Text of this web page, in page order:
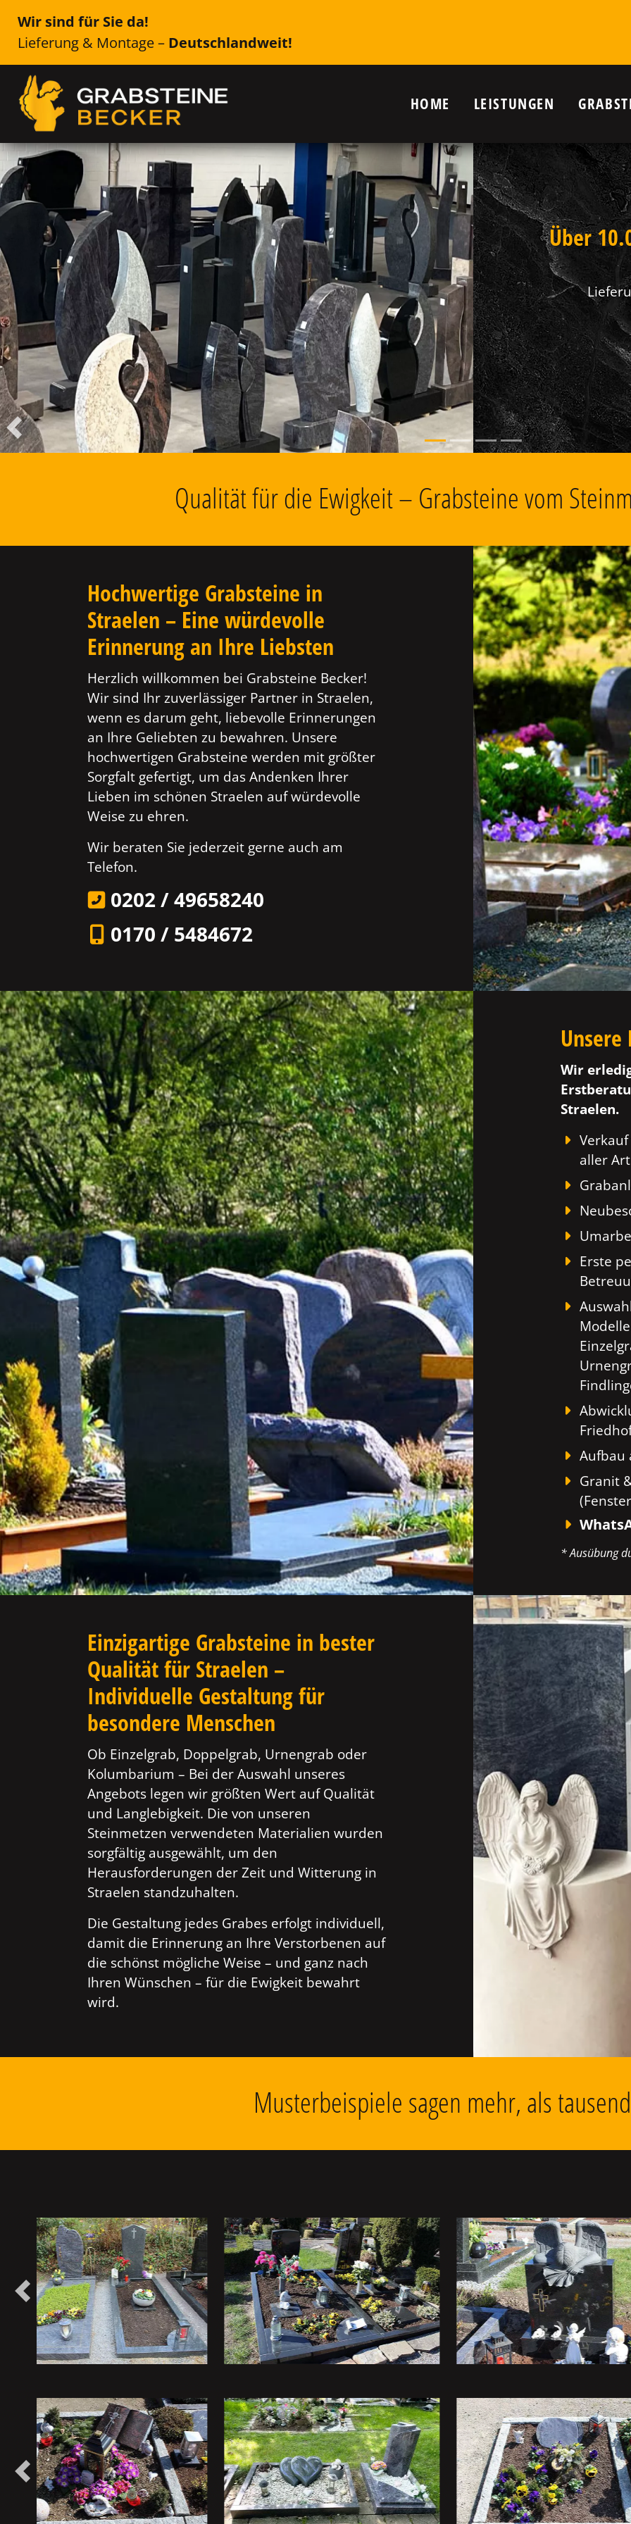
Wir sind für Sie da!
Lieferung & Montage – Deutschlandweit!
HOME LEISTUNGEN
Genau das Richtige für Ihr Grab in
Straelen
Einzelsteine, Doppelsteine, Urnenanlagen,
Liegesteine, Findlinge, Kolumbarien, Grabschmuck
u.v.m.
Vorheriger
Qualität für die Ewigkeit – Grabsteine vom
Hochwertige Grabsteine in
Straelen – Eine würdevolle
Erinnerung an Ihre Liebsten
Herzlich willkommen bei Grabsteine Becker!
Wir sind Ihr zuverlässiger Partner in Straelen,
wenn es darum geht, liebevolle Erinnerungen
an Ihre Geliebten zu bewahren. Unsere
hochwertigen Grabsteine werden mit größter
Sorgfalt gefertigt, um das Andenken Ihrer
Lieben im schönen Straelen auf würdevolle
Weise zu ehren.
Wir beraten Sie jederzeit gerne auch am
Telefon.
0202 / 49658240
0170 / 5484672
Unsere
Wir
Straelen.
aller Art
Erste
Aufbau
Granit
* Ausübung
Einzigartige Grabsteine in bester
Qualität für Straelen –
Individuelle Gestaltung für
besondere Menschen
Ob Einzelgrab, Doppelgrab, Urnengrab oder
Kolumbarium – Bei der Auswahl unseres
Angebots legen wir größten Wert auf Qualität
und Langlebigkeit. Die von unseren
Steinmetzen verwendeten Materialien wurden
sorgfältig ausgewählt, um den
Herausforderungen der Zeit und Witterung in
Straelen standzuhalten.
Die Gestaltung jedes Grabes erfolgt individuell,
damit die Erinnerung an Ihre Verstorbenen auf
die schönst mögliche Weise – und ganz nach
Ihren Wünschen – für die Ewigkeit bewahrt
wird.
Musterbeispiele sagen mehr, als
Vorheriges
Vorheriges